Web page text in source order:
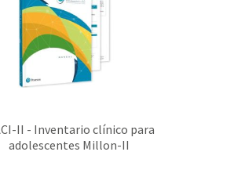
II - Inventario clínico para
adolescentes Millon-II